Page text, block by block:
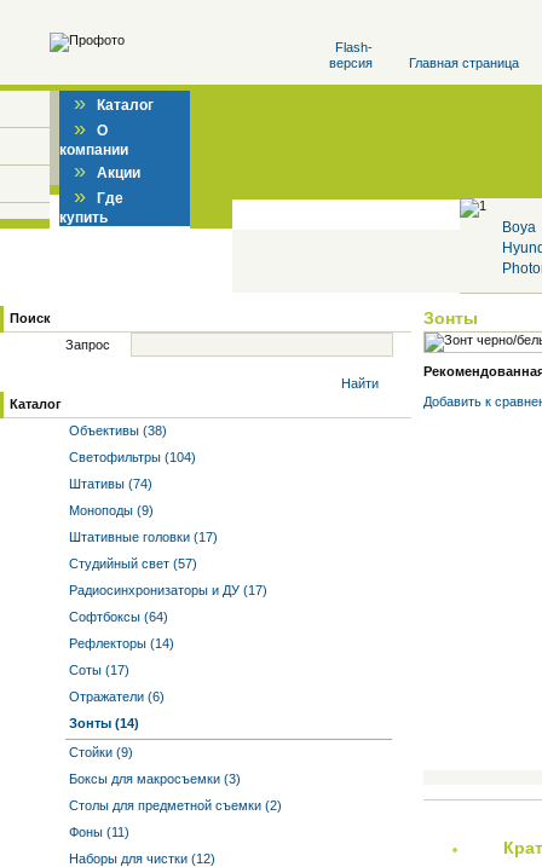
Flash-
версия
Главная страница
» Каталог
» О
компании
» Акции
» Где
купить
Boya
Поиск
Запрос
Найти
Каталог
Объективы (38)
Светофильтры (104)
Штативы (74)
Моноподы (9)
Штативные головки (17)
Студийный свет (57)
Радиосинхронизаторы и ДУ (17)
Софтбоксы (64)
Рефлекторы (14)
Соты (17)
Отражатели (6)
Зонты (14)
Стойки (9)
Боксы для макросъемки (3)
Столы для предметной съемки (2)
Фоны (11)
Наборы для чистки (12)
Зонты
Добавить к